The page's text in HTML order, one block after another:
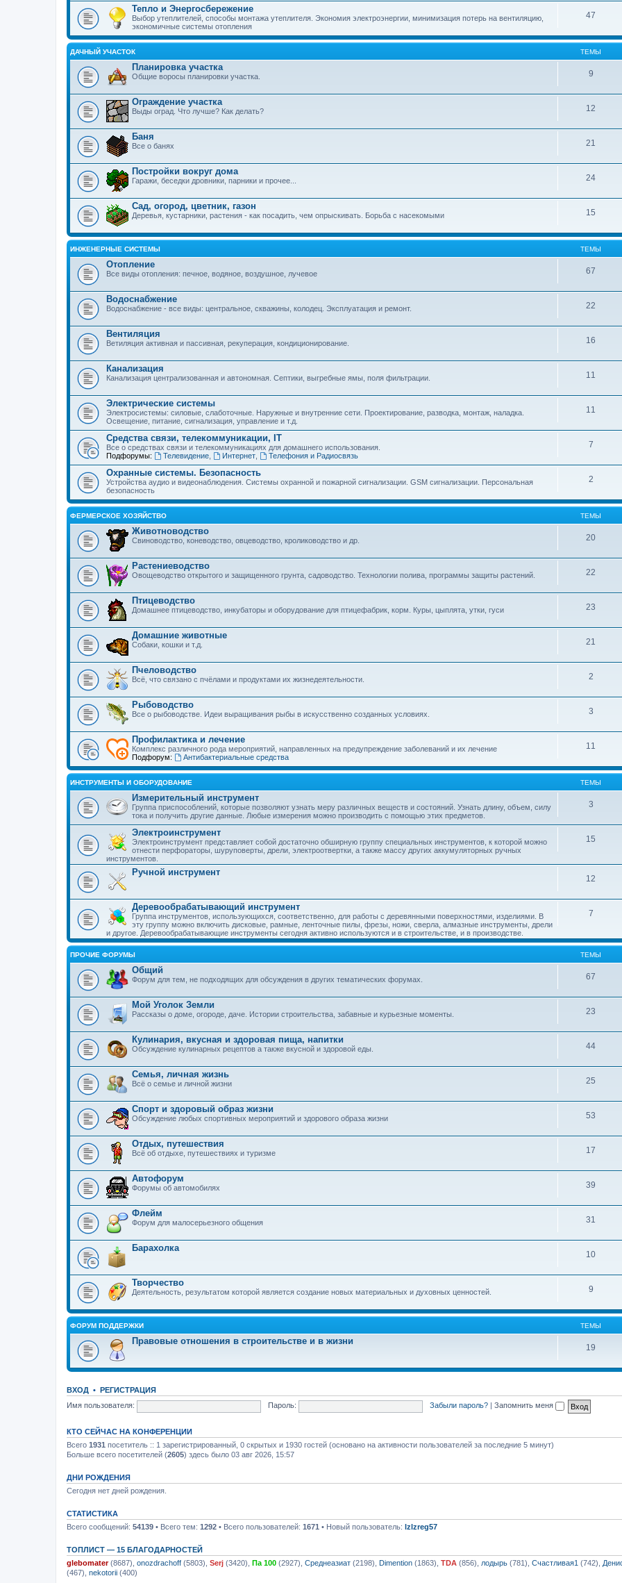
Тепло и Энергосбережение
Выбор утеплителей, способы монтажа утеплителя. Экономия электроэнергии, минимизация потерь на вентиляцию,
экономичные системы отопления
47
ДАЧНЫЙ УЧАСТОК ТЕМЫ
Планировка участка
Общие воросы планировки участка. 9
Ограждение участка
Выды оград. Что лучше? Как делать? 12
Баня
Все о банях 21
Постройки вокруг дома
Гаражи, беседки дровники, парники и прочее... 24
Сад, огород, цветник, газон
Деревья, кустарники, растения - как посадить, чем опрыскивать. Борьба с насекомыми 15
ИНЖЕНЕРНЫЕ СИСТЕМЫ ТЕМЫ
Отопление
Все виды отопления: печное, водяное, воздушное, лучевое 67
Водоснабжение
Водоснабжение - все виды: центральное, скважины, колодец. Эксплуатация и ремонт. 22
Вентиляция
Ветиляция активная и пассивная, рекуперация, кондиционирование. 16
Канализация
Канализация централизованная и автономная. Септики, выгребные ямы, поля фильтрации. 11
Электрические системы
Электросистемы: силовые, слаботочные. Наружные и внутренние сети. Проектирование, разводка, монтаж, наладка.
Освещение, питание, сигнализация, управление и т.д.
11
Средства связи, телекоммуникации, IT
Все о средствах связи и телекоммуникациях для домашнего использования.
Подфорумы:
Телевидение, Интернет, Телефония и Радиосвязь
7
Охранные системы. Безопасность
Устройства аудио и видеонаблюдения. Системы охранной и пожарной сигнализации. GSM сигнализации. Персональная
безопасность
2
ФЕРМЕРСКОЕ ХОЗЯЙСТВО ТЕМЫ
Животноводство
Свиноводство, коневодство, овцеводство, кролиководство и др. 20
Растениеводство
Овощеводство открытого и защищенного грунта, садоводство. Технологии полива, программы защиты растений. 22
Птицеводство
Домашнее птицеводство, инкубаторы и оборудование для птицефабрик, корм. Куры, цыплята, утки, гуси 23
Домашние животные
Собаки, кошки и т.д. 21
Пчеловодство
Всё, что связано с пчёлами и продуктами их жизнедеятельности. 2
Рыбоводство
Все о рыбоводстве. Идеи выращивания рыбы в искусственно созданных условиях. 3
Профилактика и лечение
Комплекс различного рода мероприятий, направленных на предупреждение заболеваний и их лечение
Подфорум:
Антибактериальные средства
11
ИНСТРУМЕНТЫ И ОБОРУДОВАНИЕ ТЕМЫ
Измерительный инструмент
Группа приспособлений, которые позволяют узнать меру различных веществ и состояний. Узнать длину, объем, силу
тока и получить другие данные. Любые измерения можно производить с помощью этих предметов.
3
Электроинструмент
Электроинструмент представляет собой достаточно обширную группу специальных инструментов, к которой можно
отнести перфораторы, шуруповерты, дрели, электроотвертки, а также массу других аккумуляторных ручных
инструментов.
15
Ручной инструмент
12
Деревообрабатывающий инструмент
Группа инструментов, использующихся, соответственно, для работы с деревянными поверхностями, изделиями. В
эту группу можно включить дисковые, рамные, ленточные пилы, фрезы, ножи, сверла, алмазные инструменты, дрели
и другое. Деревообрабатывающие инструменты сегодня активно используются и в строительстве, и в производстве.
7
ПРОЧИЕ ФОРУМЫ ТЕМЫ
Общий
Форум для тем, не подходящих для обсуждения в других тематических форумах. 67
Мой Уголок Земли
Рассказы о доме, огороде, даче. Истории строительства, забавные и курьезные моменты. 23
Кулинария, вкусная и здоровая пища, напитки
Обсуждение кулинарных рецептов а также вкусной и здоровой еды. 44
Семья, личная жизнь
Всё о семье и личной жизни 25
Спорт и здоровый образ жизни
Обсуждение любых спортивных мероприятий и здорового образа жизни 53
Отдых, путешествия
Всё об отдыхе, путешествиях и туризме 17
Автофорум
Форумы об автомобилях 39
Флейм
Форум для малосерьезного общения 31
Барахолка
10
Творчество
Деятельность, результатом которой является создание новых материальных и духовных ценностей. 9
ФОРУМ ПОДДЕРЖКИ ТЕМЫ
Правовые отношения в строительстве и в жизни
19
ВХОД • РЕГИСТРАЦИЯ
Имя пользователя:
Пароль: Забыли пароль? Запомнить меня
КТО СЕЙЧАС НА КОНФЕРЕНЦИИ
Всего 1931 посетитель :: 1 зарегистрированный, 0 скрытых и 1930 гостей (основано на активности пользователей за последние 5 минут)
Больше всего посетителей (2605) здесь было 03 авг 2026, 15:57
ДНИ РОЖДЕНИЯ
Сегодня нет дней рождения.
СТАТИСТИКА
Всего сообщений: 54139 • Всего тем: 1292 • Всего пользователей: 1671 • Новый пользователь: lzlzreg57
ТОПЛИСТ — 15 БЛАГОДАРНОСТЕЙ
glebomater(8687), onozdrachoff (5803), Serj (3420), Па 100 (2927), Среднеазиат (2198), Dimention (1863), TDA (856), лодырь (781), Счастливая1 (742),
(467), nekotorii (400)